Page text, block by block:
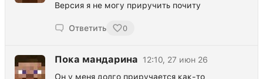
Версия я не могу приручить почиту
Ответить 0
Пока мандарина
12:10, 27 июн 26
Он у меня долго приручается как-то